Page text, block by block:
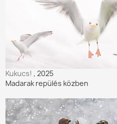
Kukucs!, 2025
Madarak repülés közben